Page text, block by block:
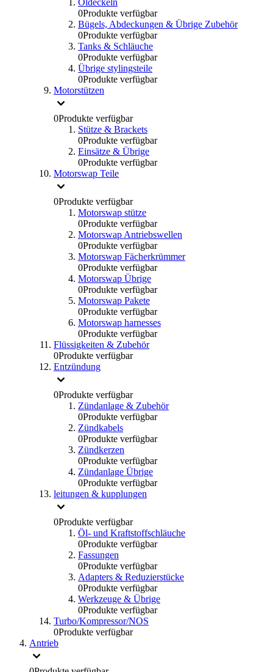
Öldeckeln
0Produkte verfügbar
Bügels, Abdeckungen & Übrige Zubehör
0Produkte verfügbar
Tanks & Schläuche
0Produkte verfügbar
Übrige stylingsteile
0Produkte verfügbar
Motorstützen
0Produkte verfügbar
Stütze & Brackets
0Produkte verfügbar
Einsätze & Übrige
0Produkte verfügbar
Motorswap Teile
0Produkte verfügbar
Motorswap stütze
0Produkte verfügbar
Motorswap Antriebswellen
0Produkte verfügbar
Motorswap Fächerkrümmer
0Produkte verfügbar
Motorswap Übrige
0Produkte verfügbar
Motorswap Pakete
0Produkte verfügbar
Motorswap harnesses
0Produkte verfügbar
Flüssigkeiten & Zubehör
0Produkte verfügbar
Entzündung
0Produkte verfügbar
Zündanlage & Zubehör
0Produkte verfügbar
Zündkabels
0Produkte verfügbar
Zündkerzen
0Produkte verfügbar
Zündanlage Übrige
0Produkte verfügbar
leitungen & kupplungen
0Produkte verfügbar
Öl- und Kraftstoffschläuche
0Produkte verfügbar
Fassungen
0Produkte verfügbar
Adapters & Reduzierstücke
0Produkte verfügbar
Werkzeuge & Übrige
0Produkte verfügbar
Turbo/Kompressor/NOS
0Produkte verfügbar
Antrieb